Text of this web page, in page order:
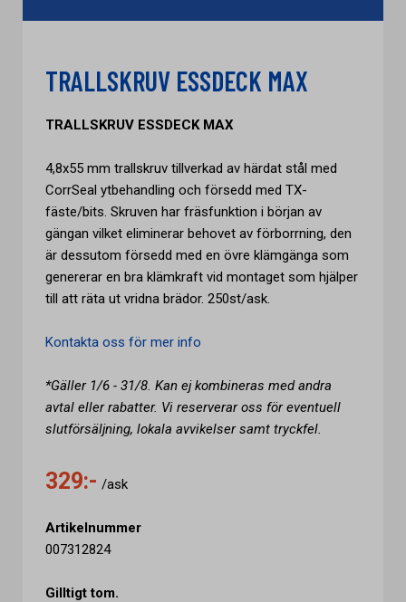
TRALLSKRUV ESSDECK MAX
TRALLSKRUV ESSDECK MAX
4,8x55 mm trallskruv tillverkad av härdat stål med
CorrSeal ytbehandling och försedd med TX-
fäste/bits. Skruven har fräsfunktion i början av
gängan vilket eliminerar behovet av förborrning, den
är dessutom försedd med en övre klämgänga som
genererar en bra klämkraft vid montaget som hjälper
till att räta ut vridna brädor. 250st/ask.
Kontakta oss för mer info
*Gäller 1/6 - 31/8. Kan ej kombineras med andra
avtal eller rabatter. Vi reserverar oss för eventuell
slutförsäljning, lokala avvikelser samt tryckfel.
329:- /ask
Artikelnummer
007312824
Gilltigt tom.